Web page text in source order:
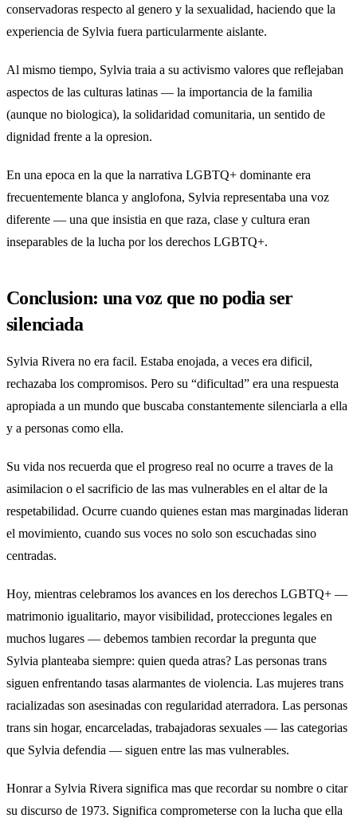
conservadoras respecto al genero y la sexualidad, haciendo que la
experiencia de Sylvia fuera particularmente aislante.
Al mismo tiempo, Sylvia traia a su activismo valores que reflejaban
aspectos de las culturas latinas — la importancia de la familia
(aunque no biologica), la solidaridad comunitaria, un sentido de
dignidad frente a la opresion.
En una epoca en la que la narrativa LGBTQ+ dominante era
frecuentemente blanca y anglofona, Sylvia representaba una voz
diferente — una que insistia en que raza, clase y cultura eran
inseparables de la lucha por los derechos LGBTQ+.
Conclusion: una voz que no podia ser
silenciada
Sylvia Rivera no era facil. Estaba enojada, a veces era dificil,
rechazaba los compromisos. Pero su “dificultad” era una respuesta
apropiada a un mundo que buscaba constantemente silenciarla a ella
y a personas como ella.
Su vida nos recuerda que el progreso real no ocurre a traves de la
asimilacion o el sacrificio de las mas vulnerables en el altar de la
respetabilidad. Ocurre cuando quienes estan mas marginadas lideran
el movimiento, cuando sus voces no solo son escuchadas sino
centradas.
Hoy, mientras celebramos los avances en los derechos LGBTQ+ —
matrimonio igualitario, mayor visibilidad, protecciones legales en
muchos lugares — debemos tambien recordar la pregunta que
Sylvia planteaba siempre: quien queda atras? Las personas trans
siguen enfrentando tasas alarmantes de violencia. Las mujeres trans
racializadas son asesinadas con regularidad aterradora. Las personas
trans sin hogar, encarceladas, trabajadoras sexuales — las categorias
que Sylvia defendia — siguen entre las mas vulnerables.
Honrar a Sylvia Rivera significa mas que recordar su nombre o citar
su discurso de 1973. Significa comprometerse con la lucha que ella